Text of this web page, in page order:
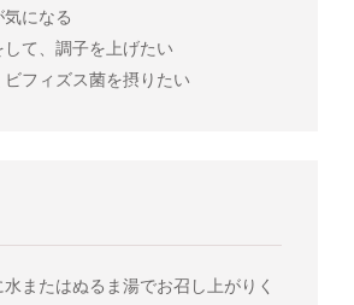
気になる
して、調子を上げたい
ビフィズス菌を摂りたい
またはぬるま湯でお召し上がりく